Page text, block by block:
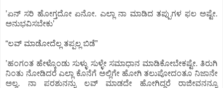
ʼಏನ್‌ ಸರಿ ಹೋಗ್ತದೋ ಏನೋ. ಎಲ್ಲಾ ನಾ ಮಾಡಿದ ತಪ್ಪುಗಳ ಫಲ ಅಷ್ಟೇ.
ಅನುಭವಿಸಬೇಕುʼ
“ಲವ್‌ ಮಾಡೋದೆಲ್ಲ ತಪ್ಪಲ್ಲ ಬಿಡೆ”
ʼಹಂಗಂತ ಹೇಳ್ಕೊಂಡು ಸುಳ್ಳು ಸುಳ್ಳೇ ಸಮಾಧಾನ ಮಾಡಿಕೋಬೇಕಷ್ಟೇ. ತಿರುಗಿ
ನಿಂತು ನೋಡಿದರೆ ಎಲ್ಲಾ ಕೊನೆಗೆ ಅಲ್ಲಿಗೇ ಹೋಗಿ ತಲುಪೋದಂತೂ ನಿಜಾನೇ
ಅಲ್ವ. ನಾ ಪರಶುನನ್ನು ಲವ್‌ ಮಾಡದೇ ಹೋಗಿದ್ದರೆ ರಾಜೀವನನ್ನೂ